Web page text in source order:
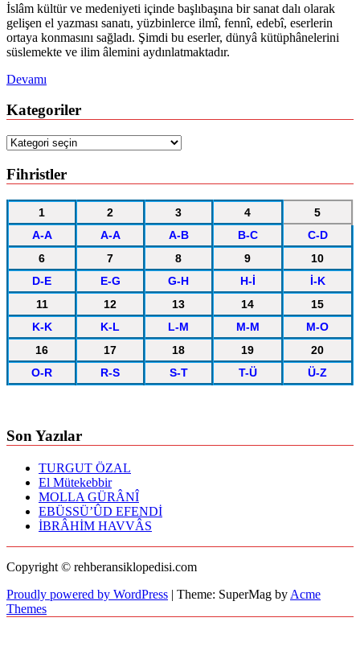
İslâm kültür ve medeniyeti içinde başlıbaşına bir sanat dalı olarak
gelişen el yazması sanatı, yüzbinlerce ilmî, fennî, edebî, eserlerin
ortaya konmasını sağladı. Şimdi bu eserler, dünyâ kütüphânelerini
süslemekte ve ilim âlemini aydınlatmaktadır.
Devamı
Kategoriler
Kategoriler
Fihristler
1 2 3 4
5
A-A
A-A A-B B-C
C-D
6
7 8 9
10
D-E
E-G G-H H-İ
İ-K
11
12 13 14
15
K-K
K-L L-M M-M
M-O
16
17 18 19
20
O-R
R-S S-T T-Ü Ü-Z
Son Yazılar
TURGUT ÖZAL
El Mütekebbir
MOLLA GÜRÂNÎ
EBÜSSÜ’ÛD EFENDİ
İBRÂHİM HAVVÂS
Copyright © rehberansiklopedisi.com
Proudly powered by WordPress | Theme: SuperMag by Acme
Themes